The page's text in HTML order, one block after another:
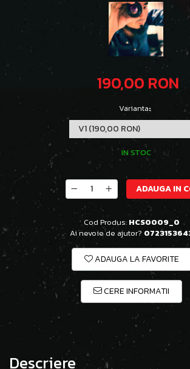
190,00 RON
Varianta:
IN STOC
ADAUGA IN
Cod Produs: HCS0009_0
Ai nevoie de ajutor?
ADAUGA LA FAVORITE
CERE INFORMATII
Descriere